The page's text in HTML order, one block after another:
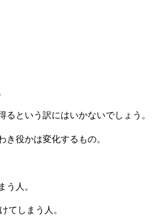
という訳にはいかないでしょう。
役かは変化するもの。
う人。
てしまう人。